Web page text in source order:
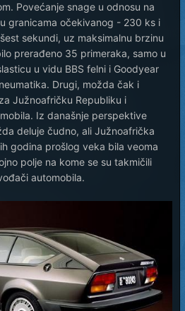
Povećanje snage u odnosu na
granicama očekivanog - 230 ks i
sekundi, uz maksimalnu brzinu
prerađeno 35 primeraka, samo u
u vidu BBS felni i Goodyear
Drugi, možda čak i
Južnoafričku Republiku i
Iz današnje perspektive
deluje čudno, ali Južnoafrička
godina prošlog veka bila veoma
polje na kome se su takmičili
automobila.